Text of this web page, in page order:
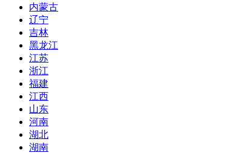
内蒙古
辽宁
吉林
黑龙江
江苏
浙江
福建
江西
山东
河南
湖北
湖南